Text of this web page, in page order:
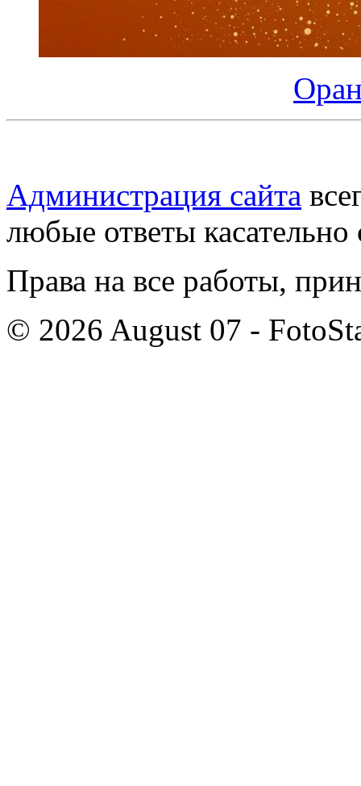
Администрация сайта
любые ответы касательно
Права на все работы,
© 2026 August 07 -